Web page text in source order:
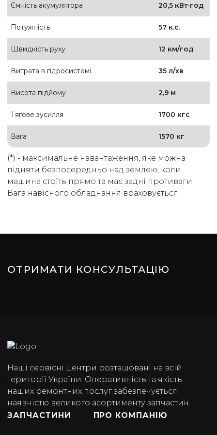
Ємність акумулятора 20,5 кВт·год
Потужність 57 к.с.
Швидкість руху 12 км/год
Витрата в гідросистемі 35 л/хв
Висота підйому 2,9 м
Тягове зусилля 1700 кгс
Вага 1570 кг
(*) - максимальне навантаження, яке можна
підняти безпосередньо над землею, коли
машина стоїть прямо та має задні противаги.
Вага навісного обладнання враховується.
ОТРИМАТИ КОНСУЛЬТАЦІЮ
Наші сервісні центри розташовані на всій
території України. Оперативність та якість
наших ремонтних послуг забезпечується
наявністю великого асортименту запчастин.
ЗАПЧАСТИНИ
ПРО КОМПАНІЮ